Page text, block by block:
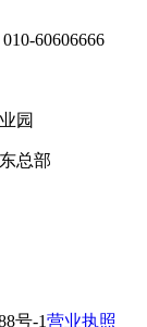
60606666
园
总部
号-1营业执照